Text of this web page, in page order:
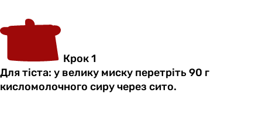
Крок 1
Для тіста: у велику миску перетріть 90 г
кисломолочного сиру через сито.